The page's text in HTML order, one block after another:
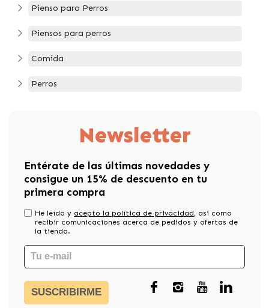
Pienso para Perros
Piensos para perros
Comida
Perros
Newsletter
Entérate de las últimas novedades y
consigue un 15% de descuento en tu
primera compra
He leído y acepto la política de privacidad, asi como
recibir comunicaciones acerca de pedidos y ofertas de
la tienda.
SUSCRIBIRME